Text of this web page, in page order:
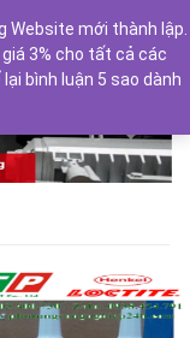
Next
Website mới thành lập.
3% cho tất cả các
bình luận 5 sao dành